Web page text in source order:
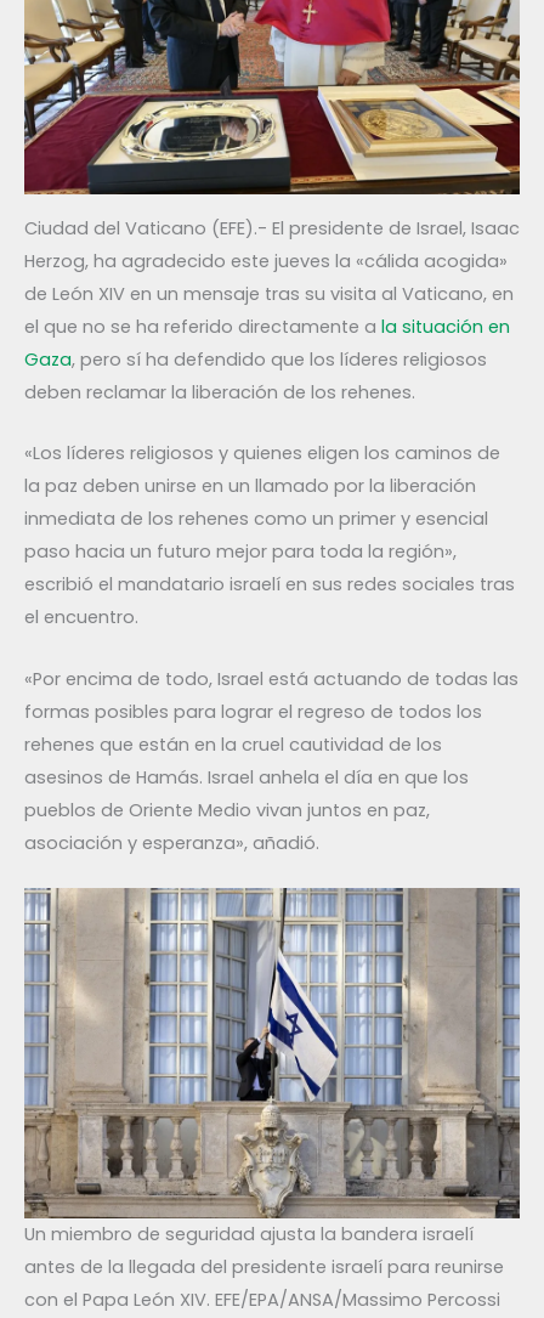
Ciudad del Vaticano (EFE).- El presidente de Israel, Isaac
Herzog, ha agradecido este jueves la «cálida acogida»
de León XIV en un mensaje tras su visita al Vaticano, en
el que no se ha referido directamente a la situación en
Gaza, pero sí ha defendido que los líderes religiosos
deben reclamar la liberación de los rehenes.
«Los líderes religiosos y quienes eligen los caminos de
la paz deben unirse en un llamado por la liberación
inmediata de los rehenes como un primer y esencial
paso hacia un futuro mejor para toda la región»,
escribió el mandatario israelí en sus redes sociales tras
el encuentro.
«Por encima de todo, Israel está actuando de todas las
formas posibles para lograr el regreso de todos los
rehenes que están en la cruel cautividad de los
asesinos de Hamás. Israel anhela el día en que los
pueblos de Oriente Medio vivan juntos en paz,
asociación y esperanza», añadió.
Un miembro de seguridad ajusta la bandera israelí
antes de la llegada del presidente israelí para reunirse
con el Papa León XIV. EFE/EPA/ANSA/Massimo Percossi